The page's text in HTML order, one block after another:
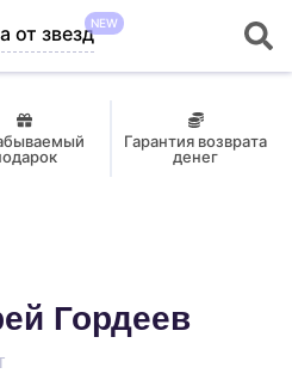
от звездNEW
Гарантия возврата
денег
Гордеев